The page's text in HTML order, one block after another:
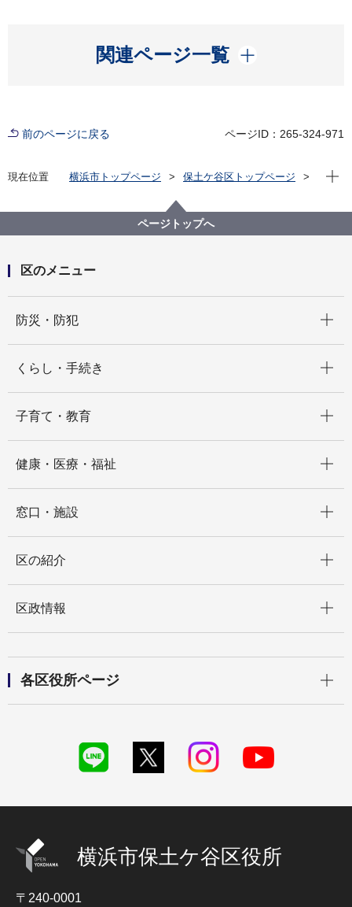
関連ページ一覧
開く
前のページに戻る ページID：265-324-971
現在位置 横浜市トップページ
保土ケ谷区トップページ
まちづくりの計画
歴史まちなみ基本構想
現在
ページトップへ
区のメニュー
防災・防犯
くらし・手続き
子育て・教育
健康・医療・福祉
窓口・施設
区の紹介
区政情報
各区役所ページ
横浜市保土ケ谷区役所
〒240-0001